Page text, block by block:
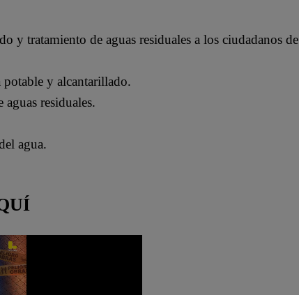
y tratamiento de aguas residuales a los ciudadanos de
y alcantarillado.
residuales.
agua.